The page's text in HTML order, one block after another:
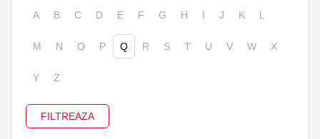
A B C D E F G H I J K L
M N O P Q R S T U V W X
Y Z